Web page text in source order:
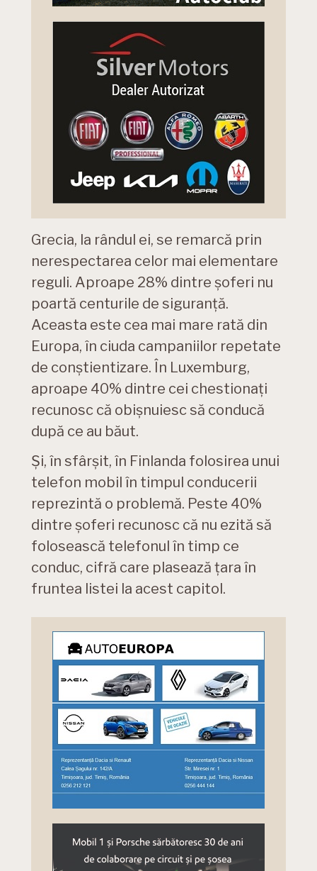
Grecia, la rândul ei, se remarcă prin
nerespectarea celor mai elementare
reguli. Aproape 28% dintre șoferi nu
poartă centurile de siguranță.
Aceasta este cea mai mare rată din
Europa, în ciuda campaniilor repetate
de conștientizare. În Luxemburg,
aproape 40% dintre cei chestionați
recunosc că obișnuiesc să conducă
după ce au băut.
Și, în sfârșit, în Finlanda folosirea unui
telefon mobil în timpul conducerii
reprezintă o problemă. Peste 40%
dintre șoferi recunosc că nu ezită să
folosească telefonul în timp ce
conduc, cifră care plasează țara în
fruntea listei la acest capitol.